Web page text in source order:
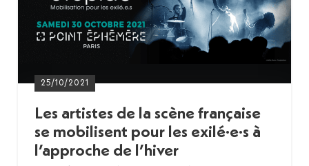
25/10/2021
Les artistes de la scène française
se mobilisent pour les exilé·e·s à
l’approche de l’hiver